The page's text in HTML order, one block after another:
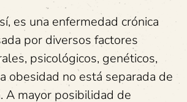
es una enfermedad crónica
por diversos factores
psicológicos, genéticos,
obesidad no está separada de
A mayor posibilidad de